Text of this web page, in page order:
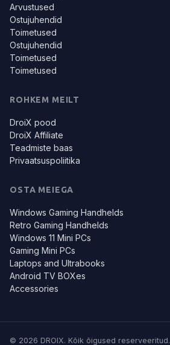
Arvustused
Ostujuhendid
Toimetused
Ostujuhendid
Toimetused
Toimetused
ROHKEM MEILT
DroiX pood
DroiX Affiliate
Teadmiste baas
Privaatsuspoliitika
OSTA MEIEGA
Windows Gaming Handhelds
Retro Gaming Handhelds
Windows 11 Mini PCs
Gaming Mini PCs
Laptops and Ultrabooks
Android TV BOXes
Accessories
© 2026 DROIX. Kõik õigused reserveeritud.